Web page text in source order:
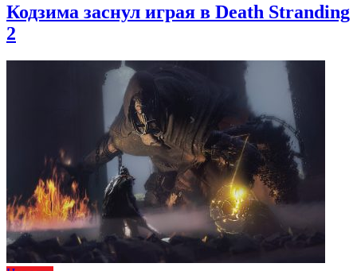
Кодзима заснул играя в Death Stranding
2